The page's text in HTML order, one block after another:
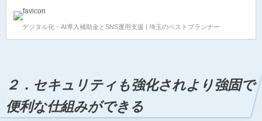
トオフィスで仕事をしてもらうことも多くなると思わ
れます。 そのため、【電気代】【通信費用】などは自
己負担？それとも会社負担？事前に決めておかなけれ
せないテレワーク規程（就業規則改訂）は、働く社員
さんと考え方を議論し、すり合わせていくことが大切
です。ある程度時間…
デジタル化・AI導入補助金とSNS運用支援 | 埼玉のベストプランナー
２．セキュリティも強化されより強固で
便利な仕組みができる